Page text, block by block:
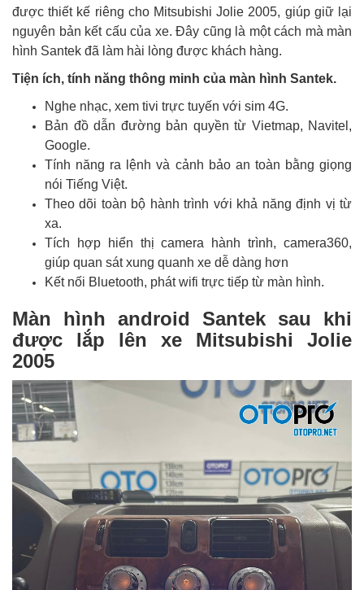
được thiết kế riêng cho Mitsubishi Jolie 2005, giúp giữ lại
nguyên bản kết cấu của xe. Đây cũng là một cách mà màn
hình Santek đã làm hài lòng được khách hàng.
Tiện ích, tính năng thông minh của màn hình Santek.
Nghe nhạc, xem tivi trực tuyến với sim 4G.
Bản đồ dẫn đường bản quyền từ Vietmap, Navitel,
Google.
Tính năng ra lệnh và cảnh bảo an toàn bằng giọng
nói Tiếng Việt.
Theo dõi toàn bộ hành trình với khả năng định vị từ
xa.
Tích hợp hiển thị camera hành trình, camera360,
giúp quan sát xung quanh xe dễ dàng hơn
Kết nối Bluetooth, phát wifi trực tiếp từ màn hình.
Màn hình android Santek sau khi
được lắp lên xe Mitsubishi Jolie
2005